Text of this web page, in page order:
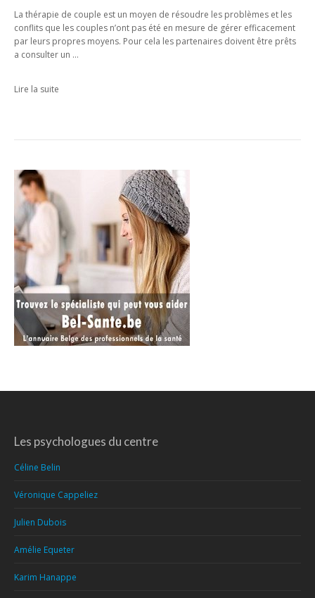
La thérapie de couple est un moyen de résoudre les problèmes et les
conflits que les couples n’ont pas été en mesure de gérer efficacement
par leurs propres moyens. Pour cela les partenaires doivent être prêts
a consulter un …
Lire la suite
Les psychologues du centre
Céline Belin
Véronique Cappeliez
Julien Dubois
Amélie Equeter
Karim Hanappe